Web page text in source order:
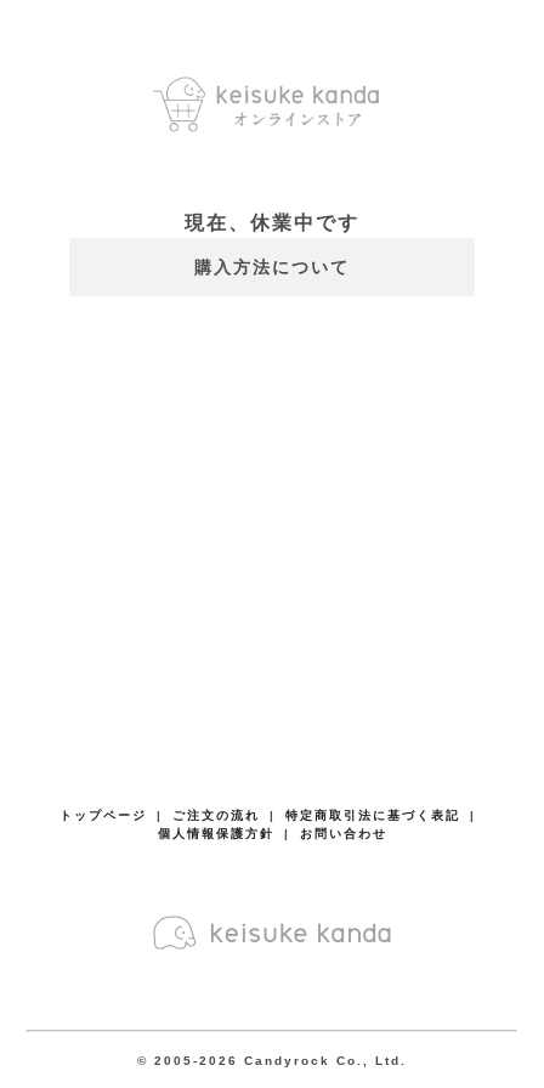
現在、休業中です
購入方法について
トップページ | ご注文の流れ | 特定商取引法に基づく表記
|
個人情報保護方針
| お問い合わせ
© 2005-2026 Candyrock Co., Ltd.